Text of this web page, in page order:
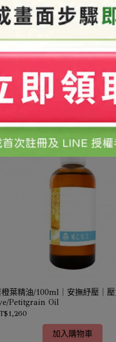
工廠製造，個人自行製作之
橙葉精油/100ml｜安撫紓壓｜
Petitgrain Oil
加入購物車